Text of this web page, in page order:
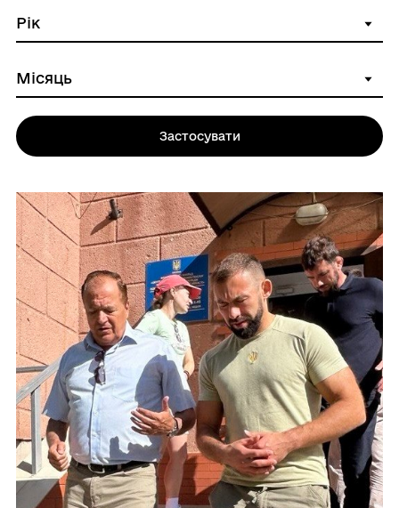
Застосувати